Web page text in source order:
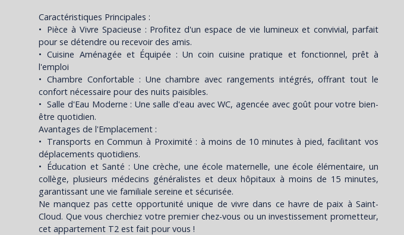
Caractéristiques Principales :
Pièce à Vivre Spacieuse : Profitez d'un espace de vie lumineux et convivial, parfait
pour se détendre ou recevoir des amis.
Cuisine Aménagée et Équipée : Un coin cuisine pratique et fonctionnel, prêt à
l'emploi
Chambre Confortable : Une chambre avec rangements intégrés, offrant tout le
confort nécessaire pour des nuits paisibles.
Salle d'Eau Moderne : Une salle d'eau avec WC, agencée avec goût pour votre bien-
être quotidien.
Avantages de l'Emplacement :
Transports en Commun à Proximité : à moins de 10 minutes à pied, facilitant vos
déplacements quotidiens.
Éducation et Santé : Une crèche, une école maternelle, une école élémentaire, un
collège, plusieurs médecins généralistes et deux hôpitaux à moins de 15 minutes,
garantissant une vie familiale sereine et sécurisée.
Ne manquez pas cette opportunité unique de vivre dans ce havre de paix à Saint-
Cloud. Que vous cherchiez votre premier chez-vous ou un investissement prometteur,
cet appartement T2 est fait pour vous !